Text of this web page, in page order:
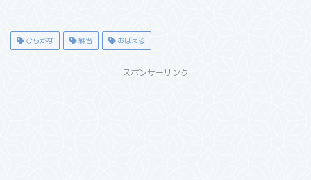
ひらがな 練習 おぼえる
スポンサーリンク